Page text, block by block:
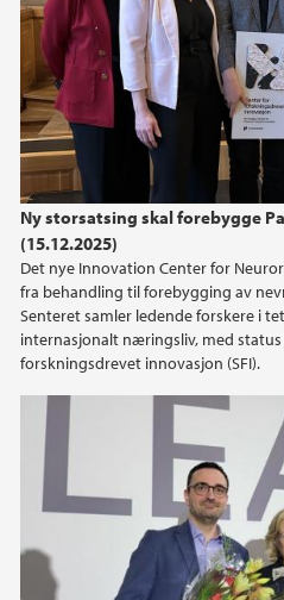
Ny storsatsing skal forebygge
(15.12.2025)
Det nye Innovation Center for
fra behandling til forebygging av
Senteret samler ledende forskere i
internasjonalt næringsliv, med
forskningsdrevet innovasjon (SFI).
juli
juni
mai
2021